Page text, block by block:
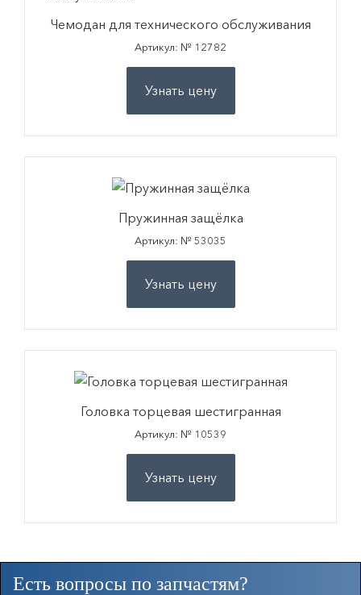
Чемодан для технического обслуживания
Артикул: № 12782
Узнать цену
Пружинная защёлка
Артикул: № 53035
Узнать цену
Головка торцевая шестигранная
Артикул: № 10539
Узнать цену
Есть вопросы по запчастям?